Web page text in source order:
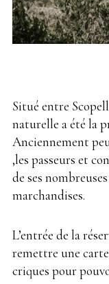
Situé entre
naturelle a été la
Anciennement
,les passeurs et
de ses
marchandises.
L’entrée de la
remettre une
criques pour